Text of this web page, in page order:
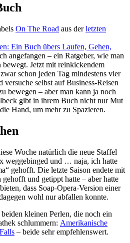
On The Road aus derletzten
Ein Buch übers Laufen, Gehen,
angefangen – ein Ratgeber, wie man
Jetzt mit reinkickendem
schon jeden Tag mindestens vier
selbst auf Business-Reisen
bewegen – aber man kann ja noch
gibt in ihrem Buch nicht nur Mut
Hand, um mehr zu Spazieren.
Woche natürlich die neue Staffel
weggebinged und … naja, ich hatte
gehofft. Die letzte Saison endete mit
und getippt hatte – aber hatte
dass Soap-Opera-Version einer
wohl nur abfallen konnte.
kleinen Perlen, die noch ein
schlummern: Amerikanische
– beide sehr empfehlenswert.